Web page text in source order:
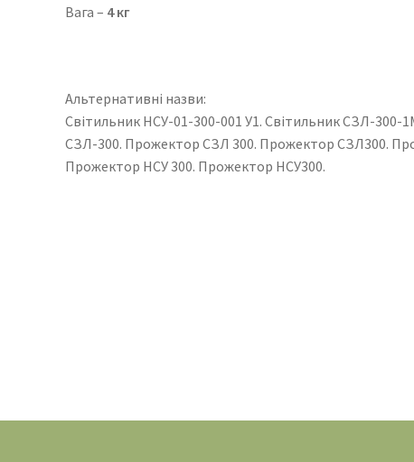
Вага – 4 кг
Альтернативні назви:
Світильник НСУ-01-300-001 У1. Світильник СЗЛ-300-
СЗЛ-300. Прожектор СЗЛ 300. Прожектор СЗЛ300.
Прожектор НСУ 300. Прожектор НСУ300.